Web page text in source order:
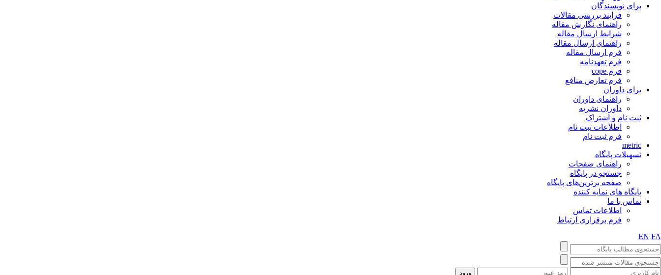
برای نویسندگان
فرایند بررسی مقالات
راهنمای نگارش مقاله
شرایط ارسال مقاله
راهنمای ارسال مقاله
فرم ارسال مقاله
فرم تعهدنامه
فرم cope
فرم تعارض منافع
برای داوران
راهنمای داوران
داوران نشریه
ثبت نام و اشتراک
اطلاعات ثبت نام
فرم ثبت نام
metric
تسهیلات پایگاه
راهنمای صفحات
جستجو در پایگاه
صفحه برترین‌های پایگاه
پایگاه های نمایه کننده
تماس با ما
اطلاعات تماس
فرم برقراری ارتباط
EN FA